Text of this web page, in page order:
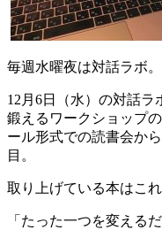
毎週水曜夜は対話ラボ。
12月6日（水）の対話
鍛えるワークショップ
ール形式での読書会か
目。
取り上げている本はこれ
「たった一つを変えるだ